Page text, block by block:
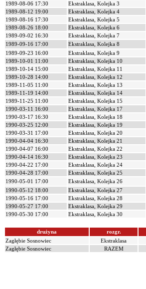
1989-08-06 17:30
Ekstraklasa, Kolejka 3
1989-08-12 19:00
Ekstraklasa, Kolejka 4
1989-08-16 17:30
Ekstraklasa, Kolejka 5
1989-08-26 18:00
Ekstraklasa, Kolejka 6
1989-09-02 16:30
Ekstraklasa, Kolejka 7
1989-09-16 17:00
Ekstraklasa, Kolejka 8
1989-09-23 16:00
Ekstraklasa, Kolejka 9
1989-10-01 11:00
Ekstraklasa, Kolejka 10
1989-10-14 15:00
Ekstraklasa, Kolejka 11
1989-10-28 14:00
Ekstraklasa, Kolejka 12
1989-11-05 11:00
Ekstraklasa, Kolejka 13
1989-11-19 14:00
Ekstraklasa, Kolejka 14
1989-11-25 11:00
Ekstraklasa, Kolejka 15
1990-03-11 16:00
Ekstraklasa, Kolejka 17
1990-03-17 16:30
Ekstraklasa, Kolejka 18
1990-03-25 12:00
Ekstraklasa, Kolejka 19
1990-03-31 17:00
Ekstraklasa, Kolejka 20
1990-04-04 16:30
Ekstraklasa, Kolejka 21
1990-04-07 16:00
Ekstraklasa, Kolejka 22
1990-04-14 16:30
Ekstraklasa, Kolejka 23
1990-04-22 17:00
Ekstraklasa, Kolejka 24
1990-04-28 17:00
Ekstraklasa, Kolejka 25
1990-05-01 17:00
Ekstraklasa, Kolejka 26
1990-05-12 18:00
Ekstraklasa, Kolejka 27
1990-05-16 17:00
Ekstraklasa, Kolejka 28
1990-05-27 17:00
Ekstraklasa, Kolejka 29
1990-05-30 17:00
Ekstraklasa, Kolejka 30
drużyna rozgr.
Zagłębie Sosnowiec
Ekstraklasa
Zagłębie Sosnowiec
RAZEM